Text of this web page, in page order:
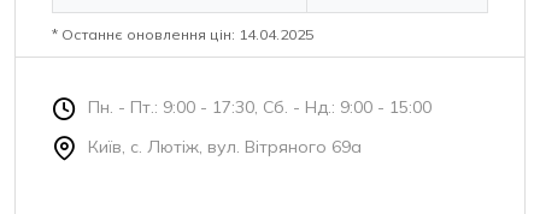
* Останнє оновлення цін: 14.04.2025
Пн. - Пт.: 9:00 - 17:30, Сб. - Нд.: 9:00 - 15:00
Київ, с. Лютіж, вул. Вітряного 69а